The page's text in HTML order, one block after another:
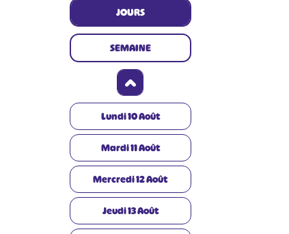
JOURS
SEMAINE
Lundi10Août
Mardi11Août
Mercredi12Août
Jeudi13Août